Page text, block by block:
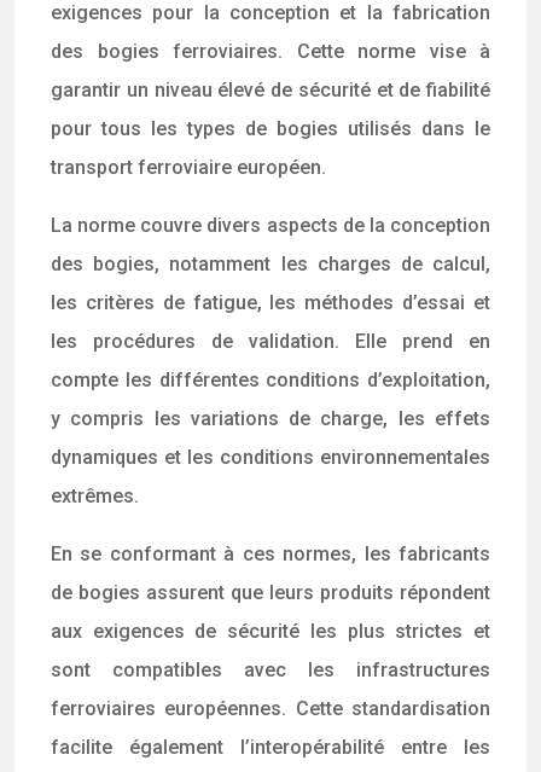
exigences pour la conception et la fabrication
des bogies ferroviaires. Cette norme vise à
garantir un niveau élevé de sécurité et de fiabilité
pour tous les types de bogies utilisés dans le
transport ferroviaire européen.
La norme couvre divers aspects de la conception
des bogies, notamment les charges de calcul,
les critères de fatigue, les méthodes d’essai et
les procédures de validation. Elle prend en
compte les différentes conditions d’exploitation,
y compris les variations de charge, les effets
dynamiques et les conditions environnementales
extrêmes.
En se conformant à ces normes, les fabricants
de bogies assurent que leurs produits répondent
aux exigences de sécurité les plus strictes et
sont compatibles avec les infrastructures
ferroviaires européennes. Cette standardisation
facilite également l’interopérabilité entre les